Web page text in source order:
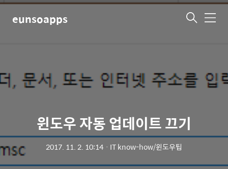
eunsoapps 메
윈도우 자동 업데이트 끄기
2017. 11. 2. 10:14 ㆍ IT know-how/윈도우팁